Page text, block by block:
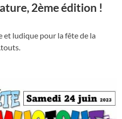
2ème édition !
et ludique pour la fête de la